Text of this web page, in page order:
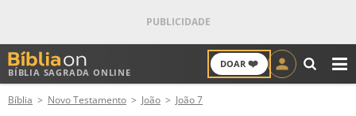
BÍBLIA SAGRADA ONLINE
DOAR ❤️
ANTIGO TESTAMENTO
Bíblia Novo Testamento João João 7